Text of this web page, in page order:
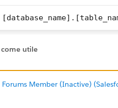
come utile
Member (Inactive)